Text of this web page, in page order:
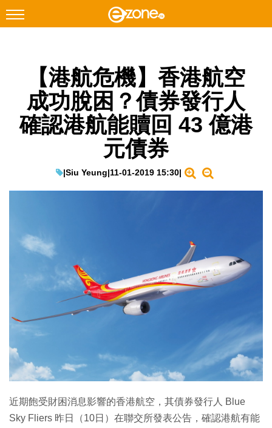
Facebook Instagram
科技焦點
網絡生活
EduTech
生成式AI與雲端應用
Enterprise Digital Transformation
【港航危機】香港航空
成功脫困？債券發行人
確認港航能贖回 43 億港
元債券
|Siu Yeung|11-01-2019 15:30|
近期飽受財困消息影響的香港航空，其債券發行人 Blue
Sky Fliers 昨日（10日）在聯交所發表公告，確認港航有能